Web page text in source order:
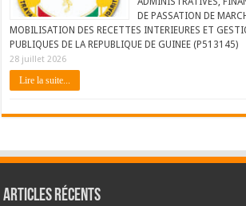
DE PASSATION DE
MOBILISATION DES RECETTES INTERIEURES ET
PUBLIQUES DE LA REPUBLIQUE DE GUINEE (P513145)
28 juillet 2026
Lire la suite...
Articles récents